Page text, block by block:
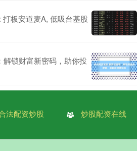
板安道麦A, 低吸台基股
锁财富新密码，助你投
法配资炒股 炒股配资在线